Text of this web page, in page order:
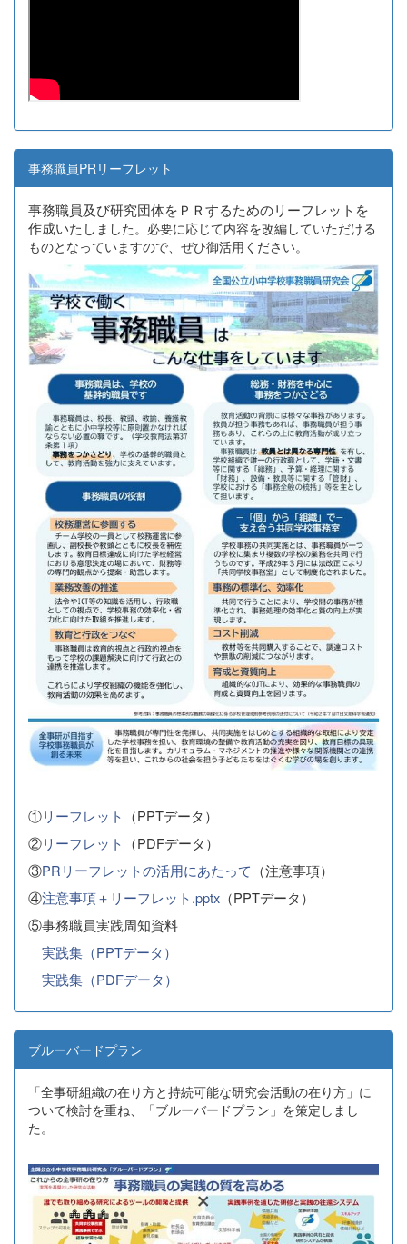
事務職員PRリーフレット
事務職員及び研究団体をＰＲするためのリーフレットを
作成いたし ました。必要に応じて内容を改編していただける
ものとなっていますので、ぜひ御活用ください。
①リーフレット （PPTデータ）
②リーフレット （PDFデータ）
③PRリーフレットの活用にあたって （注意事項）
④注意事項＋リーフレット.pptx （PPTデータ）
⑤事務職員実践周知資料
実践集（PPTデータ）
実践集（PDFデータ）
ブルーバードプラン
「全事研組織の在り方と持続可能な研究会活動の在り方」に
ついて検討を重ね、「ブルーバードプラン」を策定しまし
た。